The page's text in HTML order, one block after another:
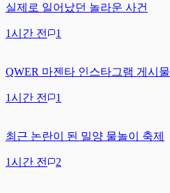
실제로 일어났던 놀라운 사건
1시간 전 1
QWER 마젠타 인스타그램 게시물
1시간 전 1
최근 논란이 된 밀양 물놀이 축제
1시간 전 2